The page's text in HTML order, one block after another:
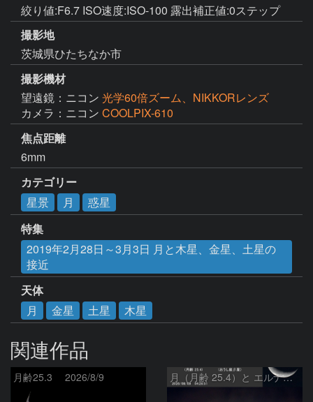
絞り値:F6.7 ISO速度:ISO-100 露出補正値:0ステップ
撮影地
茨城県ひたちなか市
撮影機材
望遠鏡：ニコン 光学60倍ズーム、NIKKORレンズ
カメラ：ニコン COOLPIX-610
焦点距離
6mm
カテゴリー
星景
月
惑星
特集
2019年2月28日～3月3日 月と木星、金星、土星の
接近
天体
月
金星 土星 木星
関連作品
月齢25.3 2026/8/9 月（月齢 25.4）と エルナト（おうし座β星）